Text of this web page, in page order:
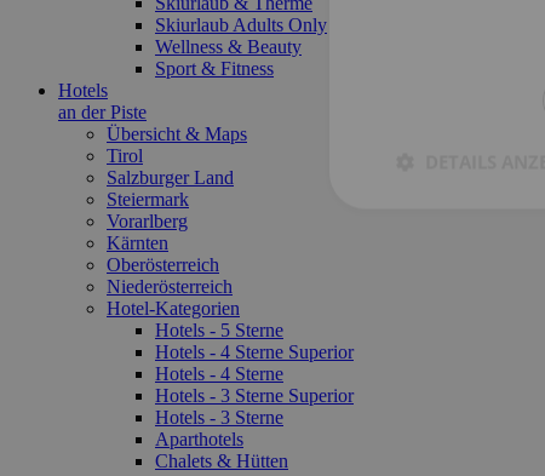
Skiurlaub Adults Only
Wellness & Beauty
Sport & Fitness
Hotels
an der Piste
Übersicht & Maps
Tirol
Salzburger Land
Steiermark
Vorarlberg
Kärnten
Oberösterreich
Niederösterreich
Hotel-Kategorien
Hotels - 5 Sterne
Hotels - 4 Sterne Superior
Hotels - 4 Sterne
Hotels - 3 Sterne Superior
Hotels - 3 Sterne
Aparthotels
Chalets & Hütten